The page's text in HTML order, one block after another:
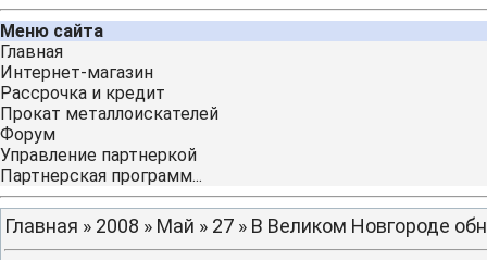
Меню сайта
Главная
Интернет-магазин
Рассрочка и кредит
Прокат металлоискателей
Форум
Управление партнеркой
Партнерская программ...
Главная » 2008 » Май » 27 » В Великом Новгороде